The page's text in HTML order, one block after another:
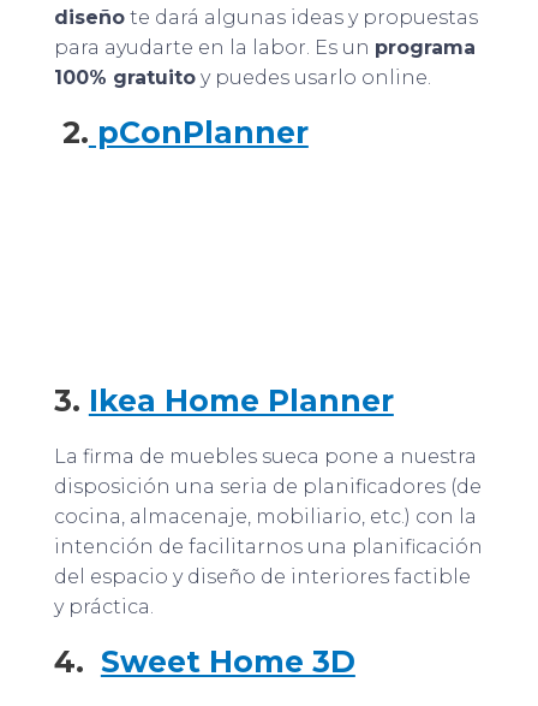
diseñote dará algunas ideas y propuestas
para ayudarte en la labor. Es un programa
100% gratuitoy puedes usarlo online.
2. pConPlanner
3. Ikea Home Planner
La firma de muebles sueca pone a nuestra
disposición una seria de planificadores (de
cocina, almacenaje, mobiliario, etc.) con la
intención de facilitarnos una planificación
del espacio y diseño de interiores factible
y práctica.
4. Sweet Home 3D